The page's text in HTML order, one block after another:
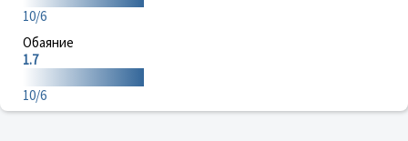
10/6
Обаяние
1.7
10/6